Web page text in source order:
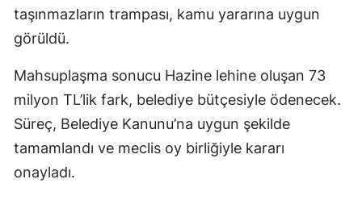
taşınmazların trampası, kamu yararına uygun
görüldü.
Mahsuplaşma sonucu Hazine lehine oluşan 73
milyon TL’lik fark, belediye bütçesiyle ödenecek.
Süreç, Belediye Kanunu’na uygun şekilde
tamamlandı ve meclis oy birliğiyle kararı
onayladı.